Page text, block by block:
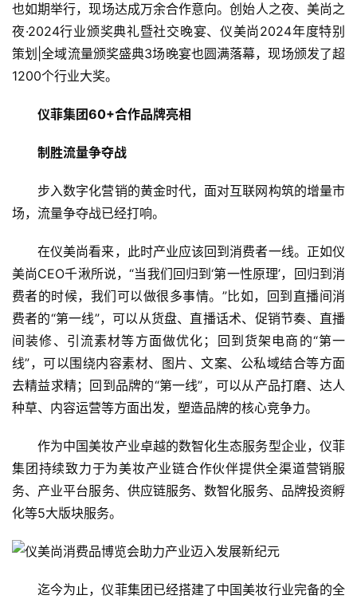
也如期举行，现场达成万余合作意向。创始人之夜、美尚之
夜·2024行业颁奖典礼暨社交晚宴、仪美尚2024年度特别
策划|全域流量颁奖盛典3场晚宴也圆满落幕，现场颁发了超
1200个行业大奖。
仪菲集团60+合作品牌亮相
制胜流量争夺战
步入数字化营销的黄金时代，面对互联网构筑的增量市
场，流量争夺战已经打响。
在仪美尚看来，此时产业应该回到消费者一线。正如仪
美尚CEO千湫所说，“当我们回归到‘第一性原理’，回归到消
费者的时候，我们可以做很多事情。”比如，回到直播间消
费者的“第一线”，可以从货盘、直播话术、促销节奏、直播
间装修、引流素材等方面做优化；回到货架电商的“第一
线”，可以围绕内容素材、图片、文案、公私域结合等方面
去精益求精；回到品牌的“第一线”，可以从产品打磨、达人
种草、内容运营等方面出发，塑造品牌的核心竞争力。
作为中国美妆产业卓越的数智化生态服务型企业，仪菲
集团持续致力于为美妆产业链合作伙伴提供全渠道营销服
务、产业平台服务、供应链服务、数智化服务、品牌投资孵
化等5大版块服务。
迄今为止，仪菲集团已经搭建了中国美妆行业完备的全